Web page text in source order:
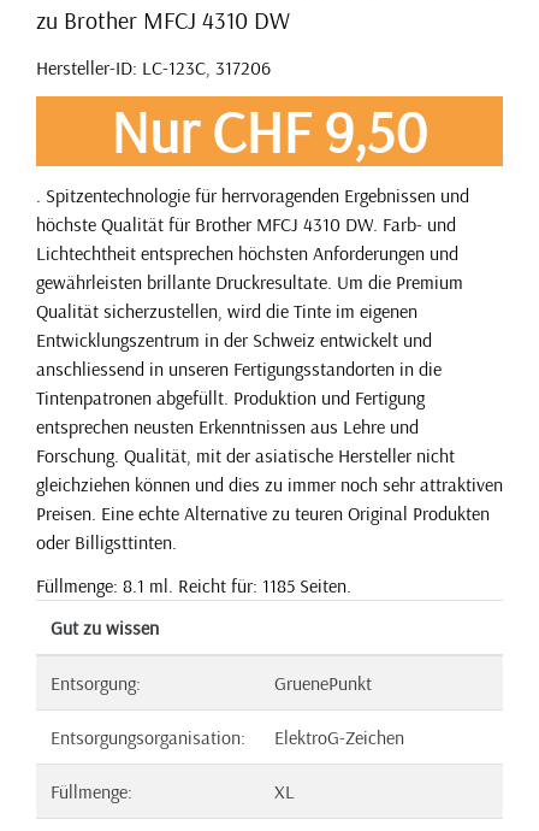
zu Brother MFCJ 4310 DW
Hersteller-ID: LC-123C, 317206
Nur CHF 9,50
. Spitzentechnologie für herrvoragenden Ergebnissen und
höchste Qualität für Brother MFCJ 4310 DW. Farb- und
Lichtechtheit entsprechen höchsten Anforderungen und
gewährleisten brillante Druckresultate. Um die Premium
Qualität sicherzustellen, wird die Tinte im eigenen
Entwicklungszentrum in der Schweiz entwickelt und
anschliessend in unseren Fertigungsstandorten in die
Tintenpatronen abgefüllt. Produktion und Fertigung
entsprechen neusten Erkenntnissen aus Lehre und
Forschung. Qualität, mit der asiatische Hersteller nicht
gleichziehen können und dies zu immer noch sehr attraktiven
Preisen. Eine echte Alternative zu teuren Original Produkten
oder Billigsttinten.
Füllmenge: 8.1 ml. Reicht für: 1185 Seiten.
Gut zu wissen
Entsorgung: GruenePunkt
Entsorgungsorganisation: ElektroG-Zeichen
Füllmenge: XL